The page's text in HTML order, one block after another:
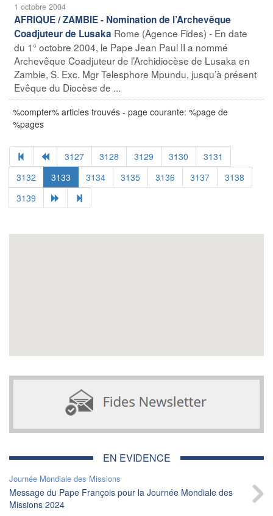
1 octobre 2004
AFRIQUE / ZAMBIE - Nomination de l’Archevêque
Coadjuteur de Lusaka Rome (Agence Fides) - En date
du 1° octobre 2004, le Pape Jean Paul II a nommé
Archevêque Coadjuteur de l’Archidiocèse de Lusaka en
Zambie, S. Exc. Mgr Telesphore Mpundu, jusqu’à présent
Evêque du Diocèse de ...
%compter% articles trouvés - page courante: %page de
%pages
3127 3128 3129 3130
3131
3132
3133 3134 3135 3136 3137
3138
3139
EN EVIDENCE
Journée Mondiale des Missions
Message du Pape François pour la Journée Mondiale des
Missions 2024